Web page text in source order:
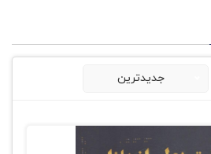
جدیدترین